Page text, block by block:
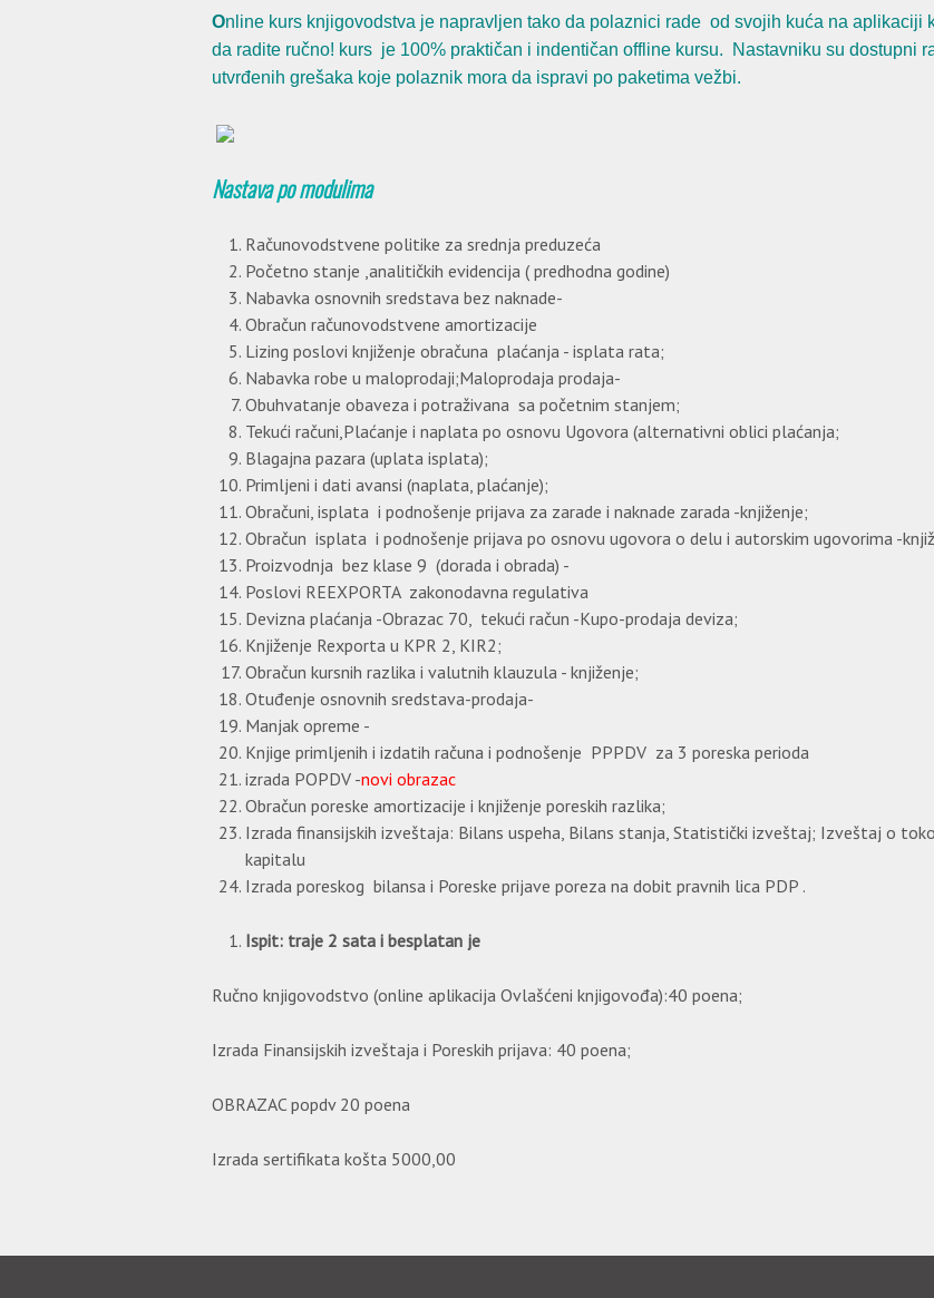
Online kurs knjigovodstva je napravljen tako da polaznici rade od svojih kuća na aplikaciji
da radite ručno! kurs je 100% praktičan i indentičan offline kursu. Nastavniku su dostupni
utvrđenih grešaka koje polaznik mora da ispravi po paketima vežbi.
Nastava po modulima
Računovodstvene politike za srednja preduzeća
Početno stanje ,analitičkih evidencija ( predhodna godine)
Nabavka osnovnih sredstava bez naknade-
Obračun računovodstvene amortizacije
Lizing poslovi knjiženje obračuna plaćanja - isplata rata;
Nabavka robe u maloprodaji;Maloprodaja prodaja-
Obuhvatanje obaveza i potraživana sa početnim stanjem;
Tekući računi,Plaćanje i naplata po osnovu Ugovora (alternativni oblici plaćanja;
Blagajna pazara (uplata isplata);
Primljeni i dati avansi (naplata, plaćanje);
Obračuni, isplata i podnošenje prijava za zarade i naknade zarada -knjiženje;
Obračun isplata i podnošenje prijava po osnovu ugovora o delu i autorskim ugovorima -
Proizvodnja bez klase 9 (dorada i obrada) -
Poslovi REEXPORTA zakonodavna regulativa
Devizna plaćanja -Obrazac 70, tekući račun -Kupo-prodaja deviza;
Knjiženje Rexporta u KPR 2, KIR2;
Obračun kursnih razlika i valutnih klauzula - knjiženje;
Otuđenje osnovnih sredstava-prodaja-
Manjak opreme -
Knjige primljenih i izdatih računa i podnošenje PPPDV za 3 poreska perioda
izrada POPDV -novi obrazac
Obračun poreske amortizacije i knjiženje poreskih razlika;
Izrada finansijskih izveštaja: Bilans uspeha, Bilans stanja, Statistički izveštaj; Izveštaj o
kapitalu
Izrada poreskog bilansa i Poreske prijave poreza na dobit pravnih lica PDP .
Ispit: traje 2 sata i besplatan je
Ručno knjigovodstvo (online aplikacija Ovlašćeni knjigovođa):40 poena;
Izrada Finansijskih izveštaja i Poreskih prijava: 40 poena;
OBRAZAC popdv 20 poena
Izrada sertifikata košta 5000,00